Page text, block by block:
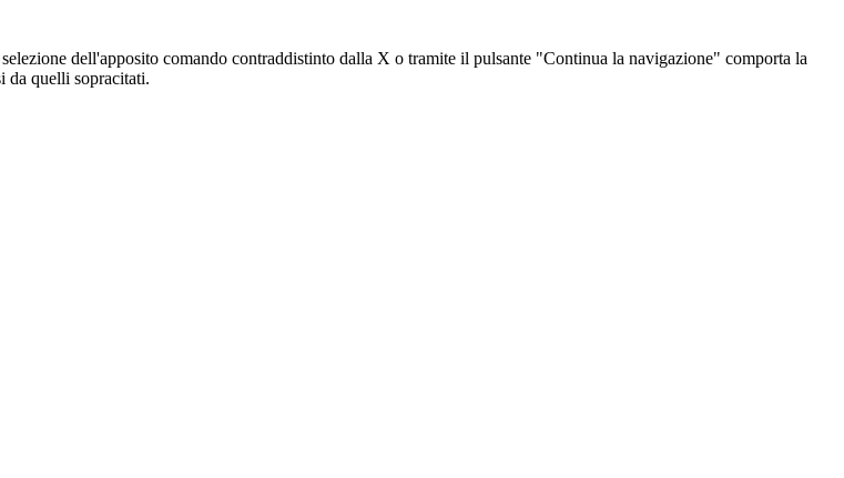
dell'apposito comando contraddistinto dalla X o tramite il pulsante "Continua la navigazione" comporta la
da quelli sopracitati.